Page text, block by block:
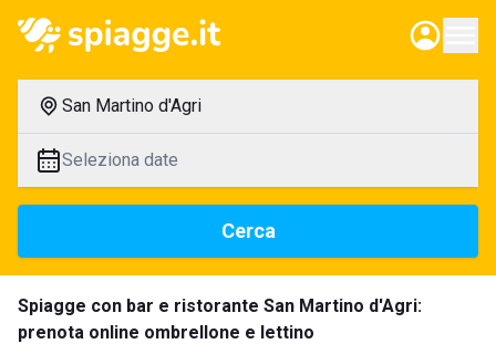
San Martino d'Agri
Seleziona date
Cerca
Spiagge con bar e ristorante San Martino d'Agri:
prenota online ombrellone e lettino